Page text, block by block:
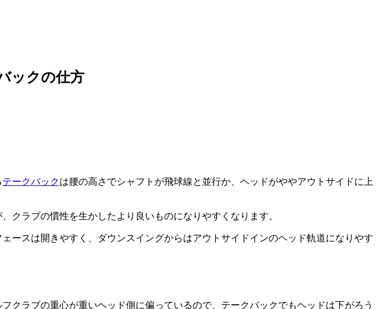
ックの仕方
テークバックは腰の高さでシャフトが飛球線と並行か、ヘッドがややアウトサイドに上
クラブの慣性を生かしたより良いものになりやすくなります。
ースは開きやすく、ダウンスイングからはアウトサイドインのヘッド軌道になりやす
クラブの重心が重いヘッド側に偏っているので、テークバックでもヘッドは下がろう